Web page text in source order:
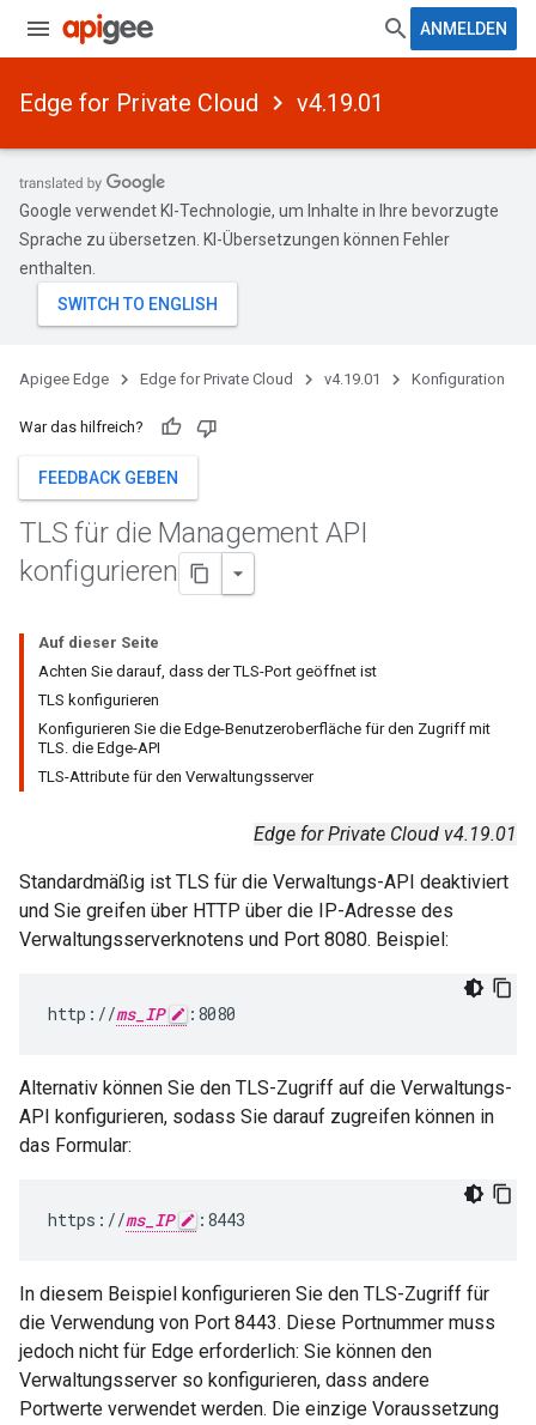
ANMELDEN
Edge for Private Cloud v4.19.01
Google verwendet KI-Technologie, um Inhalte in Ihre bevorzugte
Sprache zu übersetzen. KI-Übersetzungen können Fehler
enthalten.
Apigee Edge Edge for Private Cloud v4.19.01 Konfiguration
War das hilfreich?
FEEDBACK GEBEN
TLS für die Management API
konfigurieren
Auf dieser Seite
Achten Sie darauf, dass der TLS-Port geöffnet ist
TLS konfigurieren
Konfigurieren Sie die Edge-Benutzeroberfläche für den Zugriff mit
TLS. die Edge-API
TLS-Attribute für den Verwaltungsserver
Edge for Private Cloud v4.19.01
Standardmäßig ist TLS für die Verwaltungs-API deaktiviert
und Sie greifen über HTTP über die IP-Adresse des
Verwaltungsserverknotens und Port 8080. Beispiel:
http://ms_IP :8080
Alternativ können Sie den TLS-Zugriff auf die Verwaltungs-
API konfigurieren, sodass Sie darauf zugreifen können in
das Formular:
https://ms_IP :8443
In diesem Beispiel konfigurieren Sie den TLS-Zugriff für
die Verwendung von Port 8443. Diese Portnummer muss
jedoch nicht für Edge erforderlich: Sie können den
Verwaltungsserver so konfigurieren, dass andere
Portwerte verwendet werden. Die einzige Voraussetzung